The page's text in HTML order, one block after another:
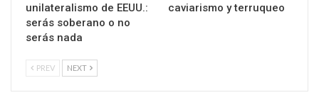
unilateralismo de EEUU.:
serás soberano o no
serás nada
caviarismo y terruqueo
PREV NEXT